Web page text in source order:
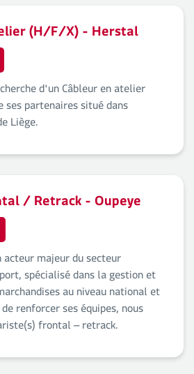
(H/F/X) - Herstal
d'un Câbleur en atelier
partenaires situé dans
Liège.
/ Retrack - Oupeye
majeur du secteur
spécialisé dans la gestion et
au niveau national et
renforcer ses équipes, nous
frontal – retrack.